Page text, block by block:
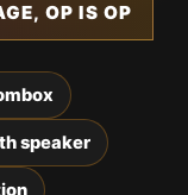
OP IS OP
speaker